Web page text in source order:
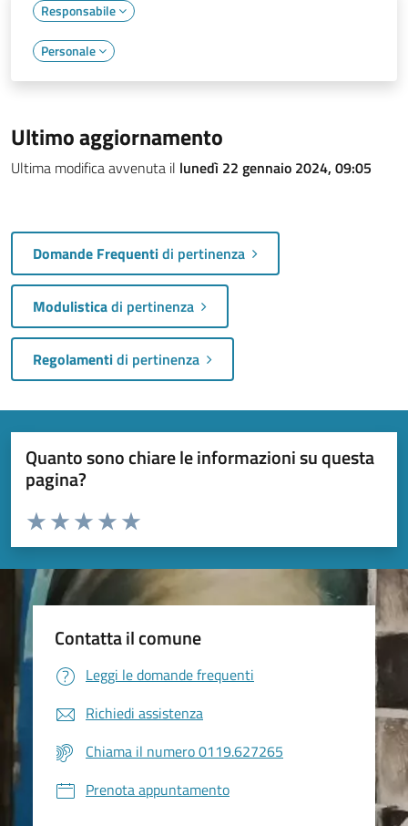
Responsabile
Personale
Ultimo aggiornamento
Ultima modifica avvenuta il lunedì 22 gennaio 2024, 09:05
Domande Frequentidi pertinenza
Modulisticadi pertinenza
Regolamentidi pertinenza
Quanto sono chiare le informazioni su questa
pagina?
Valuta da 1 a 5 stelle la pagina
Valuta 5 stelle su 5
Valuta 4 stelle su 5
Valuta 3 stelle su 5
Valuta 2 stelle su 5
Valuta 1 stelle su 5
Contatta il comune
Leggi le domande frequenti
Richiedi assistenza
Chiama il numero 0119.627265
Prenota appuntamento